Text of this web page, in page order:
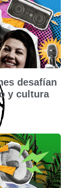
desafían
y cultura